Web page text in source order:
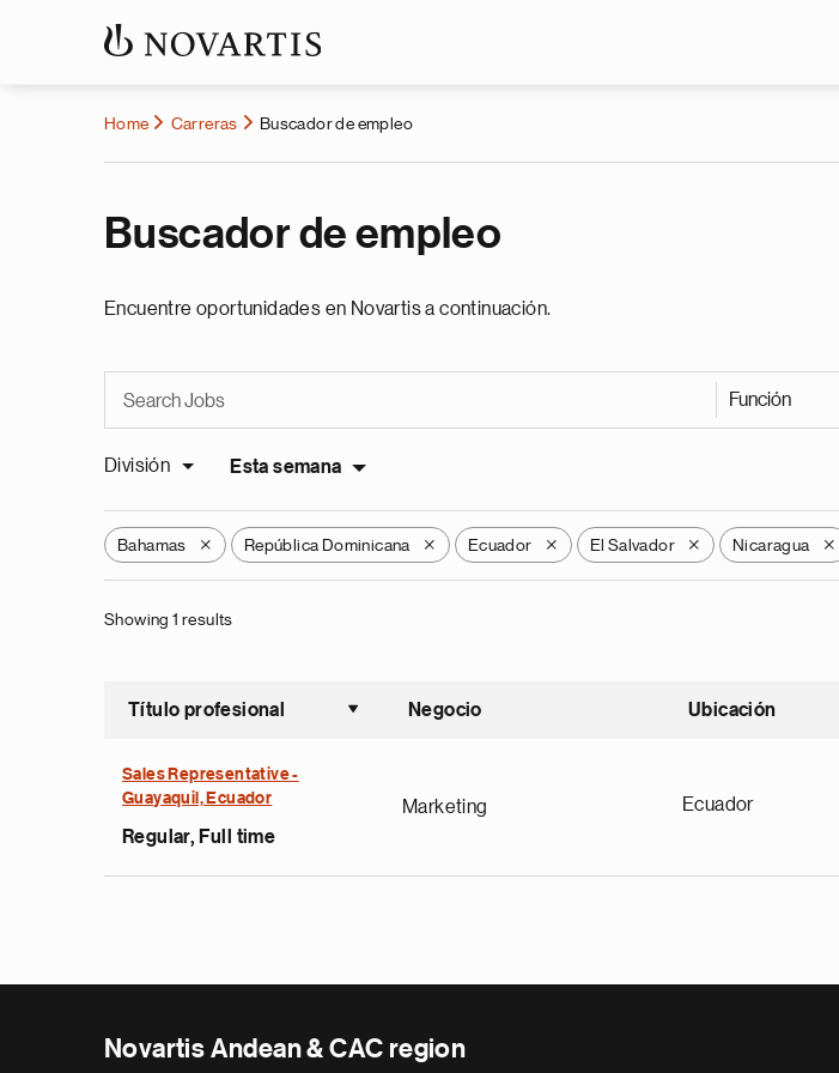
Home Carreras Buscador de empleo
Buscador de empleo
Encuentre oportunidades en Novartis a continuación.
Función
División Esta semana
Bahamas X República Dominicana X Ecuador X El Salvador X Nicaragua X
Showing 1 results
Título profesional
Ordenar ascendente
Negocio Ubicación
Sales Representative -
Guayaquil, Ecuador
Regular, Full time
Marketing Ecuador
Novartis Andean & CAC region